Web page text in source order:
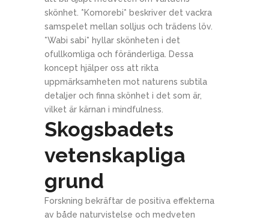
skönhet. *Komorebi* beskriver det vackra
samspelet mellan solljus och trädens löv.
*Wabi sabi* hyllar skönheten i det
ofullkomliga och föränderliga. Dessa
koncept hjälper oss att rikta
uppmärksamheten mot naturens subtila
detaljer och finna skönhet i det som är,
vilket är kärnan i mindfulness.
Skogsbadets
vetenskapliga
grund
Forskning bekräftar de positiva effekterna
av både naturvistelse och medveten